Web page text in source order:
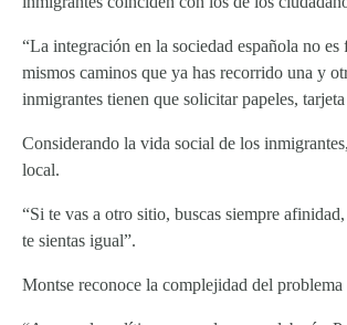
“La integración en la sociedad española no
mismos caminos que ya has recorrido una y
inmigrantes tienen que solicitar papeles,
Considerando la vida social de los
local.
“Si te vas a otro sitio, buscas siempre
te sientas igual”.
Montse reconoce la complejidad del